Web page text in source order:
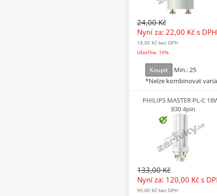
24,00 Kč
Nyní za: 22,00 Kč s DPH
18,00 Kč bez DPH
Ušetříte: 10%
Koupit
Min.: 25
*Nelze kombinovat
PHILIPS MASTER PL-C
830 4pin
133,00 Kč
Nyní za: 120,00 Kč s
99,00 Kč bez DPH